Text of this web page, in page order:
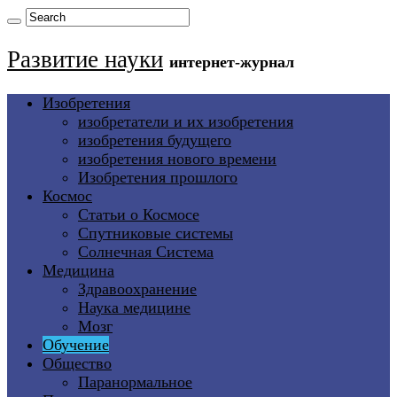
Развитие науки интернет-журнал
Изобретения
изобретатели и их изобретения
изобретения будущего
изобретения нового времени
Изобретения прошлого
Космос
Статьи о Космосе
Спутниковые системы
Солнечная Система
Медицина
Здравоохранение
Наука медицине
Мозг
Обучение
Общество
Паранормальное